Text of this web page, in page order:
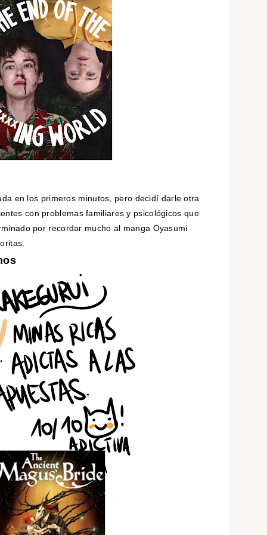
en los primeros minutos, pero decidí darle otra
con problemas familiares y psicológicos que
por recordar mucho al manga Oyasumi